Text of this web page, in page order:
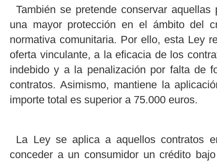
También se pretende conservar
una mayor protección en el ámbito del
normativa comunitaria. Por ello, esta Ley
oferta vinculante, a la eficacia de los
indebido y a la penalización por falta de
contratos. Asimismo, mantiene la
importe total es superior a 75.000 euros.
La Ley se aplica a aquellos contratos
conceder a un consumidor un crédito